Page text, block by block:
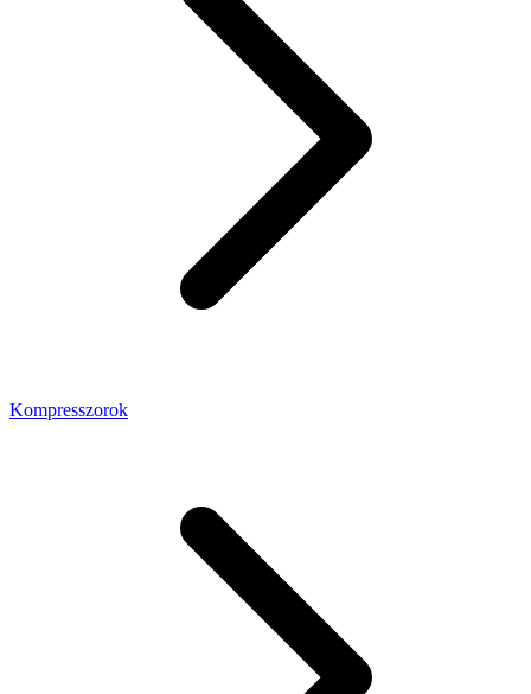
Kompresszorok